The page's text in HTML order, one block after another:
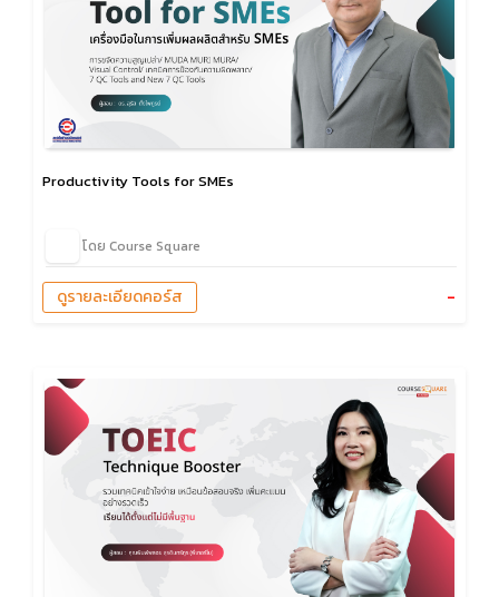
Productivity Tools for SMEs
โดย Course Square
-
ดูรายละเอียดคอร์ส